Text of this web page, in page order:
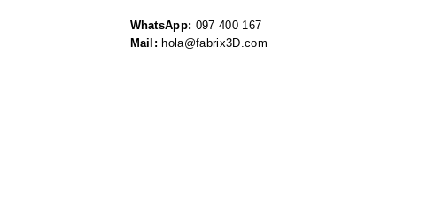
WhatsApp: 097 400 167
Mail: hola@fabrix3D.com